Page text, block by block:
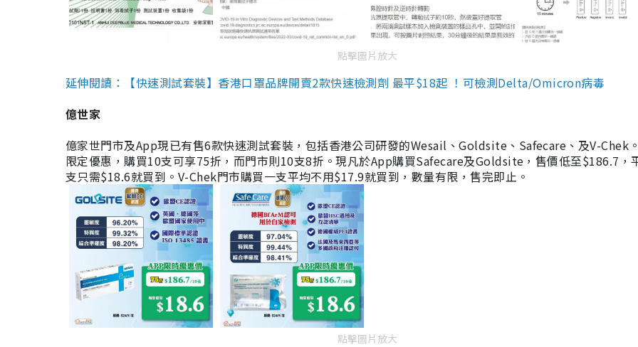
點擊圖片放大
延伸閱讀：【快速測試套裝】香港口罩品牌開賣2款快速檢測劑 最平$18起 ！可檢測Delta/Omicron病毒
億世家
億家世門市及App現已有售6款快速測試套裝，包括香港公司研發的Wesail、Goldsite、Safecare、及V-Chek
限定優惠，購買10支可享75折，而門市則10支8折。現凡於App購買Safecare及Goldsite，售價低至$186.7，
支只需$18.6就買到。V-Chek門市購買一支平均不用$17.9就買到，數量有限，售完即止。
點擊圖片放大